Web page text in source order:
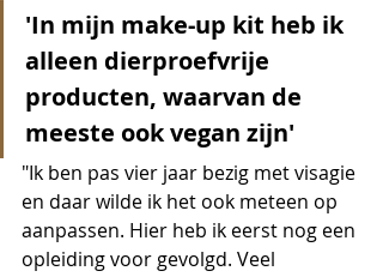
'In mijn make-up kit heb ik
alleen dierproefvrije
producten, waarvan de
meeste ook vegan zijn'
"Ik ben pas vier jaar bezig met visagie
en daar wilde ik het ook meteen op
aanpassen. Hier heb ik eerst nog een
opleiding voor gevolgd. Veel